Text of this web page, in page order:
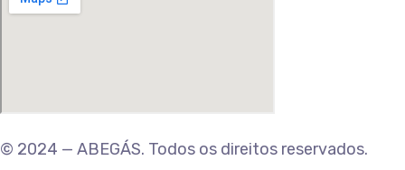
© 2024 — ABEGÁS. Todos os direitos reservados.